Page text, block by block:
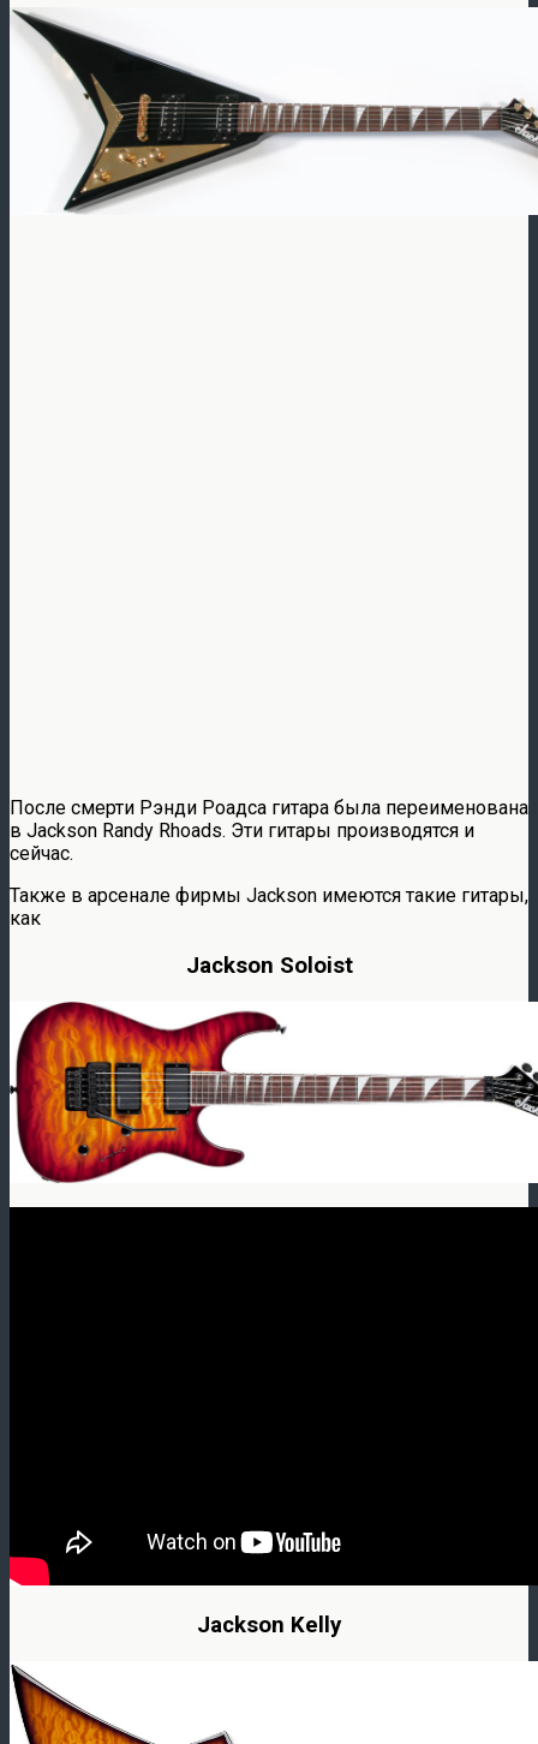
После смерти Рэнди Роадса гитара была переименована
в Jackson Randy Rhoads. Эти гитары производятся и
сейчас.
Также в арсенале фирмы Jackson имеются такие гитары,
как
Jackson Soloist
Jackson Kelly